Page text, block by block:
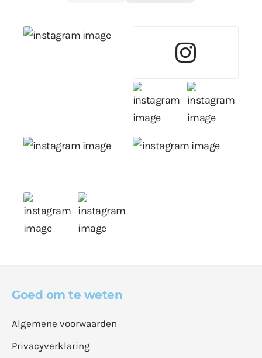
Goed om te weten
Algemene voorwaarden
Privacyverklaring